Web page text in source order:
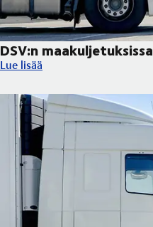
DSV:n
DSV:n maakuljetuksissa ruuhkaa
Lue lisää